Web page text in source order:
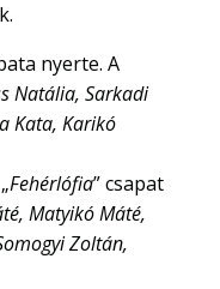
nyerte. A
Natália, Sarkadi
Kata, Karikó
Fehérlófia” csapat
Matyikó Máté,
Zoltán,